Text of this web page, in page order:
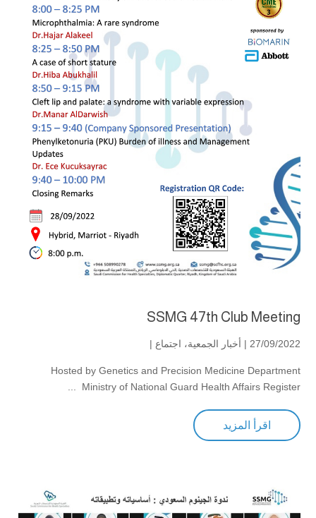
SSMG 47th Club Meeting
27/09/2022 | أخبار الجمعية، اجتماع |
Hosted by Genetics and Precision Medicine Department
Ministry of National Guard Health Affairs Register ...
اقرأ المزيد